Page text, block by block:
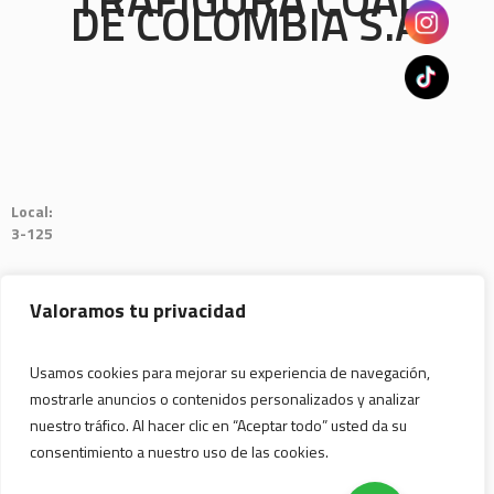
Valoramos tu privacidad
Usamos cookies para mejorar su experiencia de navegación,
mostrarle anuncios o contenidos personalizados y analizar
nuestro tráfico. Al hacer clic en “Aceptar todo” usted da su
consentimiento a nuestro uso de las cookies.
DE COLOMBIA S.A
Local:
3-125